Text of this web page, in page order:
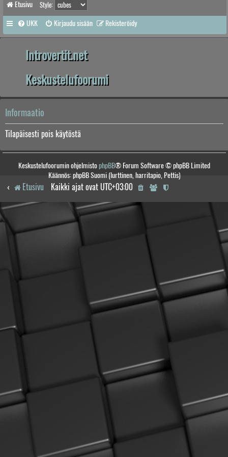
Etusivu Style:
UKK Kirjaudu sisään Rekisteröidy
Introvertit.net
Keskustelufoorumi
Informaatio
Tilapäisesti pois käytöstä
Keskustelufoorumin ohjelmistophpBB® Forum Software © phpBB Limited
Käännös: phpBB Suomi (lurttinen, harritapio, Pettis)
Etusivu Kaikki ajat ovat UTC+03:00